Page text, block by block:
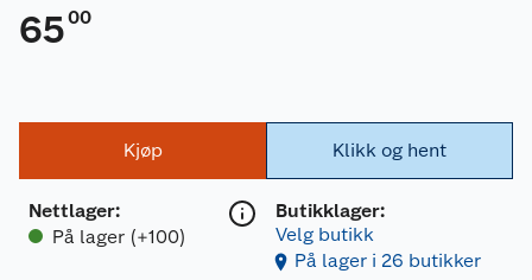
6500
Kjøp
Nettlager:
På lager (+100)
Klikk og hent
Butikklager:
Velg butikk
På lager i 26 butikker